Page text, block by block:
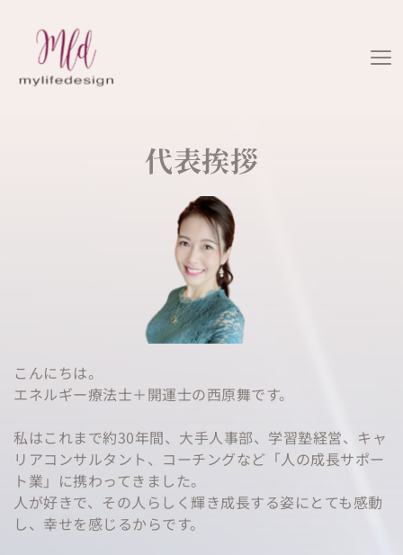
代表挨拶
こんにちは。
エネルギー療法士＋開運士の西原舞です。
私はこれまで約30年間、大手人事部、学習塾経営、キャ
リアコンサルタント、コーチングなど「人の成長サポー
ト業」に携わってきました。
人が好きで、その人らしく輝き成長する姿にとても感動
し、幸せを感じるからです。